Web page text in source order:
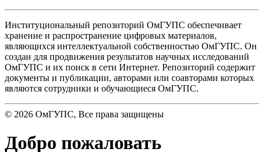
Институциональный репозиторий ОмГУПС обеспечивает
хранение и распространение цифровых материалов,
являющихся интеллектуальной собственностью ОмГУПС. Он
создан для продвижения результатов научных исследований
ОмГУПС и их поиск в сети Интернет. Репозиторий содержит
документы и публикации, авторами или соавторами которых
являются сотрудники и обучающиеся ОмГУПС.
© 2026 ОмГУПС, Все права защищены
Добро пожаловать